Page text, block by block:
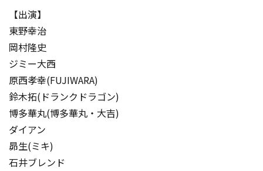
【出演】
東野幸治
岡村隆史
ジミー大西
原西孝幸(FUJIWARA)
鈴木拓(ドランクドラゴン)
博多華丸(博多華丸・大吉)
ダイアン
昴生(ミキ)
石井ブレンド